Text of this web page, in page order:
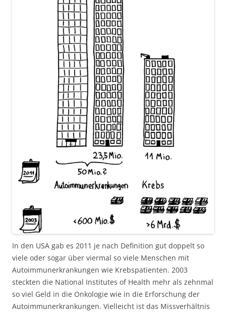
In den USA gab es 2011 je nach Definition gut doppelt so
viele oder sogar über viermal so viele Menschen mit
Autoimmunerkrankungen wie Krebspatienten. 2003
steckten die National Institutes of Health mehr als zehnmal
so viel Geld in die Onkologie wie in die Erforschung der
Autoimmunerkrankungen. Vielleicht ist das Missverhältnis